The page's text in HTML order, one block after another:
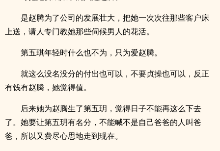
是赵腾为了公司的发展壮大，把她一次次往那些客户床
上送，请人专门教她那些伺候男人的花活。
第五琪年轻时什么也不为，只为爱赵腾。
就这么没名没分的付出也可以，不要贞操也可以，反正
有钱有赵腾，她觉得值。
后来她为赵腾生了第五玥，觉得日子不能再这么下去
了。她要让第五玥有名分，不能喊不是自己爸爸的人叫爸
爸，所以又费尽心思地走到现在。